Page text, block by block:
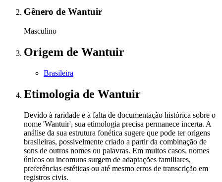
Gênero de Wantuir
Masculino
Origem de Wantuir
Brasileira
Etimologia de Wantuir
Devido à raridade e à falta de documentação histórica sobre o
nome 'Wantuir', sua etimologia precisa permanece incerta. A
análise da sua estrutura fonética sugere que pode ter origens
brasileiras, possivelmente criado a partir da combinação de
sons de outros nomes ou palavras. Em muitos casos, nomes
únicos ou incomuns surgem de adaptações familiares,
preferências estéticas ou até mesmo erros de transcrição em
registros civis.